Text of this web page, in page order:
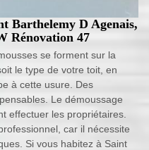
Barthelemy D Agenais,
Rénovation 47
se forment sur la
le type de votre toit, en
à cette usure. Des
Le démoussage
effectuer les propriétaires.
car il nécessite
Si vous habitez à Saint